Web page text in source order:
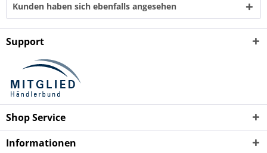
Kunden haben sich ebenfalls angesehen
Support
Shop Service
Informationen